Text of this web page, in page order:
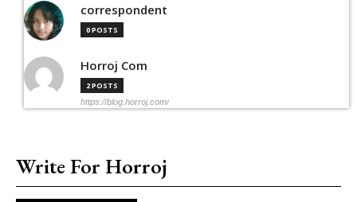
correspondent
0 POSTS
Horroj Com
2 POSTS
https://blog.horroj.com/
Write For Horroj